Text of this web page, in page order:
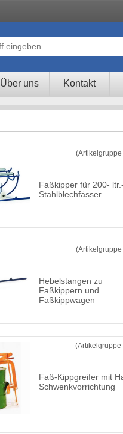
Über uns Kontakt
Faßkipper für 200- ltr.-
Stahlblechfässer
Hebelstangen zu
Faßkippern und
Faßkippwagen
(Artikelgruppe
Faß-Kippgreifer mit
Schwenkvorrichtung